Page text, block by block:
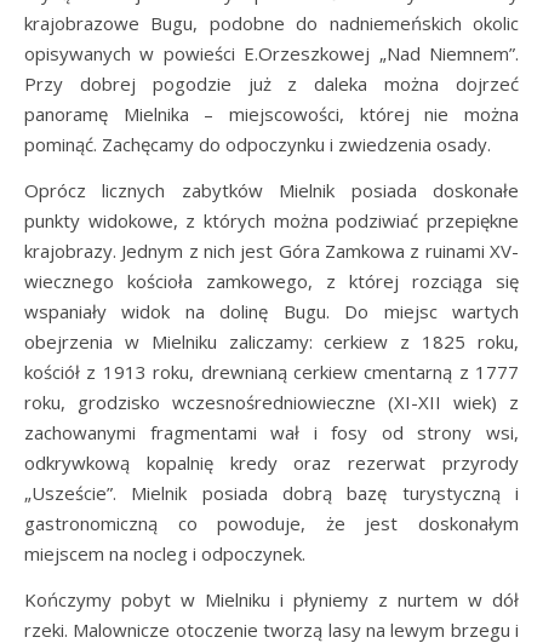
krajobrazowe Bugu, podobne do nadniemeńskich okolic
opisywanych w powieści E.Orzeszkowej „Nad Niemnem”.
Przy dobrej pogodzie już z daleka można dojrzeć
panoramę Mielnika – miejscowości, której nie można
pominąć. Zachęcamy do odpoczynku i zwiedzenia osady.
Oprócz licznych zabytków Mielnik posiada doskonałe
punkty widokowe, z których można podziwiać przepiękne
krajobrazy. Jednym z nich jest Góra Zamkowa z ruinami XV-
wiecznego kościoła zamkowego, z której rozciąga się
wspaniały widok na dolinę Bugu. Do miejsc wartych
obejrzenia w Mielniku zaliczamy: cerkiew z 1825 roku,
kościół z 1913 roku, drewnianą cerkiew cmentarną z 1777
roku, grodzisko wczesnośredniowieczne (XI-XII wiek) z
zachowanymi fragmentami wał i fosy od strony wsi,
odkrywkową kopalnię kredy oraz rezerwat przyrody
„Uszeście”. Mielnik posiada dobrą bazę turystyczną i
gastronomiczną co powoduje, że jest doskonałym
miejscem na nocleg i odpoczynek.
Kończymy pobyt w Mielniku i płyniemy z nurtem w dół
rzeki. Malownicze otoczenie tworzą lasy na lewym brzegu i